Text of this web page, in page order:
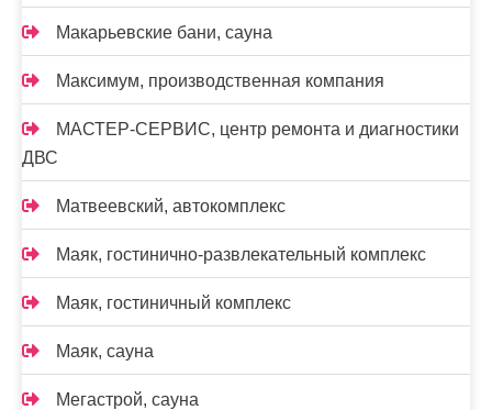
Макарьевские бани, сауна
Максимум, производственная компания
МАСТЕР-СЕРВИС, центр ремонта и диагностики
ДВС
Матвеевский, автокомплекс
Маяк, гостинично-развлекательный комплекс
Маяк, гостиничный комплекс
Маяк, сауна
Мегастрой, сауна